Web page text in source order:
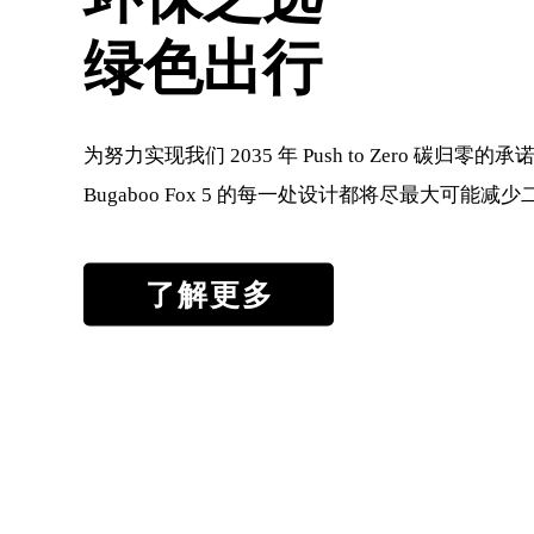
绿色出行
为努力实现我们 2035 年 Push to Zero 碳归零的承
Bugaboo Fox 5 的每一处设计都将尽最大可能减少
了解更多